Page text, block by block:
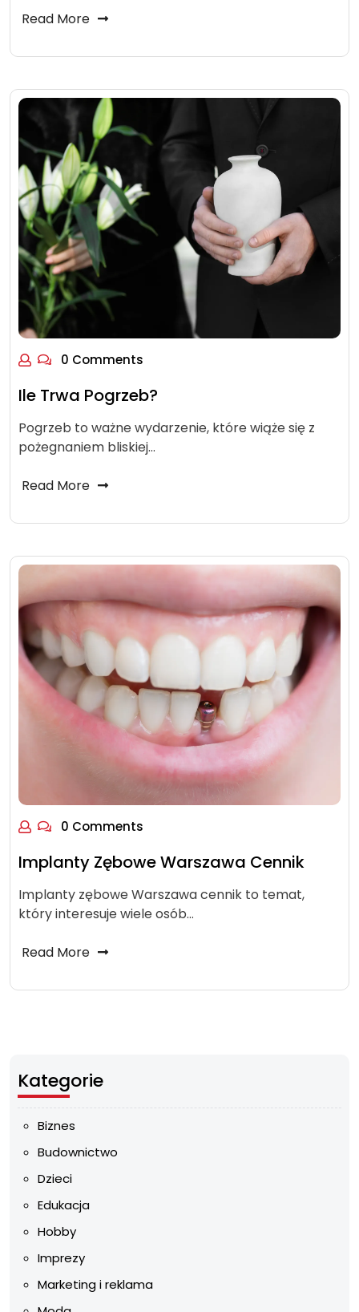
Read More
0 Comments
Ile Trwa Pogrzeb?
Pogrzeb to ważne wydarzenie, które wiąże się z
pożegnaniem bliskiej…
Read More
0 Comments
Implanty Zębowe Warszawa Cennik
Implanty zębowe Warszawa cennik to temat,
który interesuje wiele osób…
Read More
Kategorie
Biznes
Budownictwo
Dzieci
Edukacja
Hobby
Imprezy
Marketing i reklama